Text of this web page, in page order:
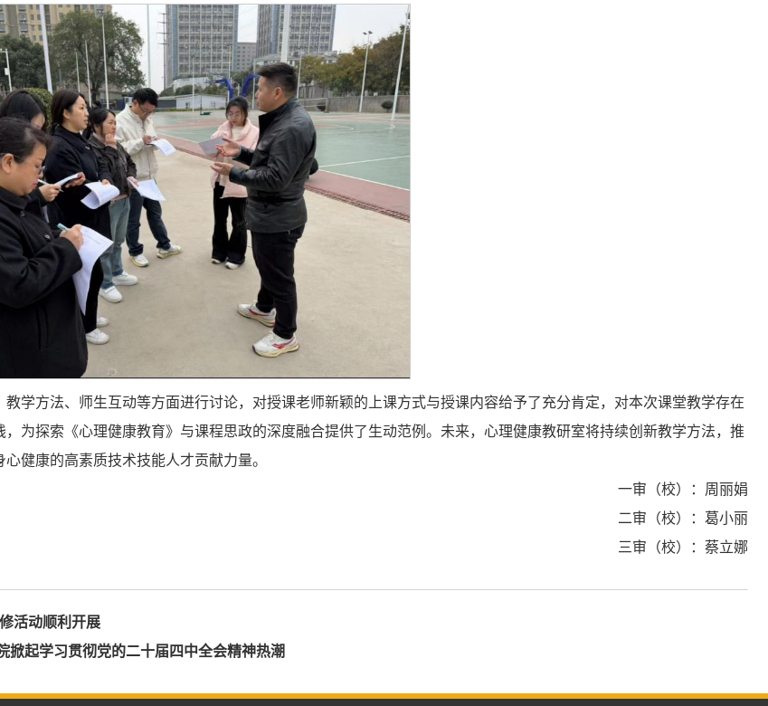
学方法、师生互动等方面进行讨论，对授课老师新颖的上课方式与授课内容给予了充分肯定，对本次课堂教学存在
为探索《心理健康教育》与课程思政的深度融合提供了生动范例。未来，心理健康教研室将持续创新教学方法，推
健康的高素质技术技能人才贡献力量。
一审（校）：周丽娟
二审（校）：葛小丽
三审（校）：蔡立娜
活动顺利开展
起学习贯彻党的二十届四中全会精神热潮